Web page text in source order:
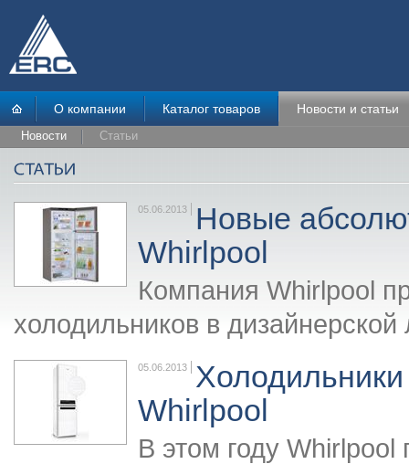
О компании Каталог товаров Новости и статьи
Новости Статьи
05.06.2013
Новые
Whirlpool
Компания Whirlpool
холодильников в
05.06.2013
Whirlpool
В этом году